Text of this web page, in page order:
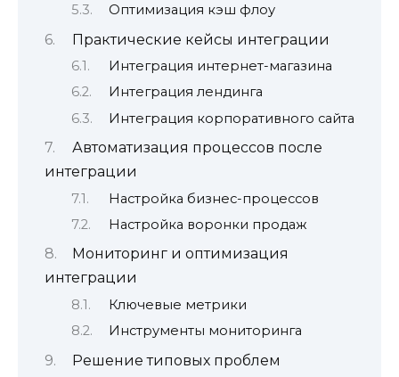
Оптимизация кэш флоу
Практические кейсы интеграции
Интеграция интернет-магазина
Интеграция лендинга
Интеграция корпоративного сайта
Автоматизация процессов после
интеграции
Настройка бизнес-процессов
Настройка воронки продаж
Мониторинг и оптимизация
интеграции
Ключевые метрики
Инструменты мониторинга
Решение типовых проблем